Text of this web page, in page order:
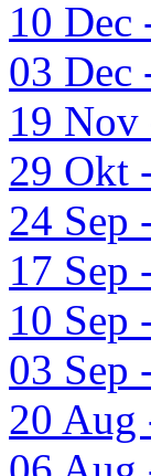
10 Dec
03 Dec
19
29 Okt
24 Sep
17 Sep
10 Sep
03 Sep
20 Aug